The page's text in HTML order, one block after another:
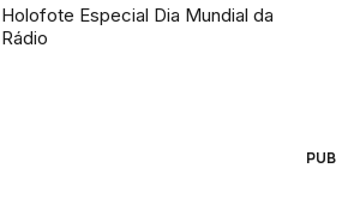
Holofote Especial Dia Mundial da
Rádio
PUB